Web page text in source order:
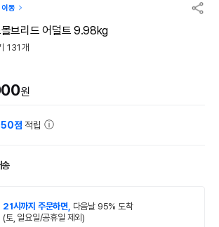
동
브리드 어덜트 9.98kg
131개
원
점 적립
21시까지 주문하면, 다음날 95% 도착
(토, 일요일/공휴일 제외)